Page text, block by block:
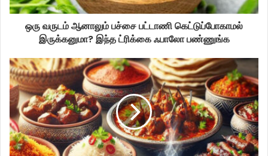
ஒரு வருடம் ஆனாலும் பச்சை பட்டாணி கெட்டுப்போகாமல்
இருக்கனுமா? இந்த ட்ரிக்கை ஃபாலோ பண்ணுங்க